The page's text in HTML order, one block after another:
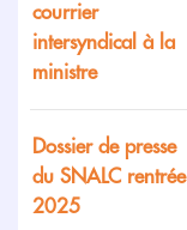
courrier
intersyndical à la
ministre
Dossier de presse
du SNALC rentrée
2025